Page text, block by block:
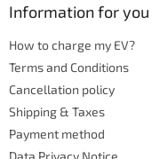
Information for you
How to charge my EV?
Terms and Conditions
Cancellation policy
Shipping & Taxes
Payment method
Data Privacy Notice